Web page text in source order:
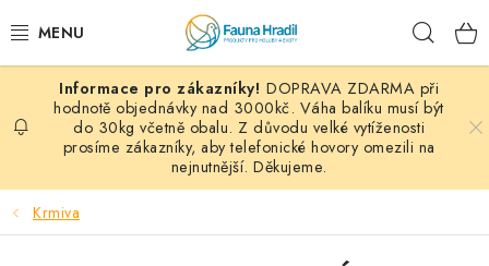
na
PAPOUŠCI A EXOTI
ZRNINY A OBILOVINY
MDM KRMIVA
DOPRAVA ZDARMA při
hodnotě objednávky nad 3000kč. Váha balíku musí být
do 30kg včetně obalu. Z důvodu velké vytíženosti
prosíme zákazníky, aby telefonické hovory omezili na
nejnutnější. Děkujeme.
Krmiva